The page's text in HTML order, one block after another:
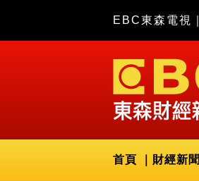
EBC東森電視
首頁 財經新聞